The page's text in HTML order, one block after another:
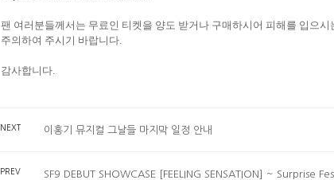
팬 여러분들께서는 무료인 티켓을 양도 받거나 구매하시어 피해를 입으시
주의하여 주시기 바랍니다.
감사합니다.
NEXT 이홍기 뮤지컬 그날들 마지막 일정 안내
PREV SF9 DEBUT SHOWCASE [FEELING SENSATION] ~ Surprise